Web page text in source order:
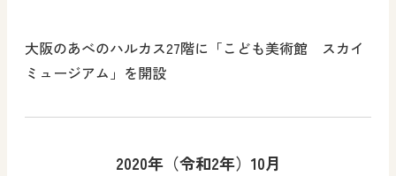
大阪のあべのハルカス27階に「こども美術館 スカイ
ミュージアム」を開設
2020年（令和2年）10月